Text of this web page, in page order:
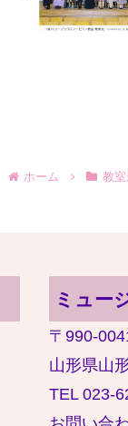
ホーム 教
ミュー
〒990-
山形県山
TEL 023-